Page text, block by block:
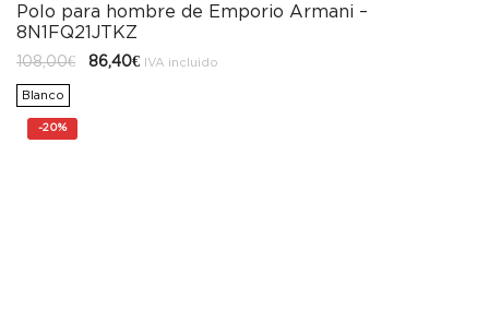
Polo para hombre de Emporio Armani –
8N1FQ21JTKZ
108,00€
El86,40€ElIVA incluido
Blanco
-20%